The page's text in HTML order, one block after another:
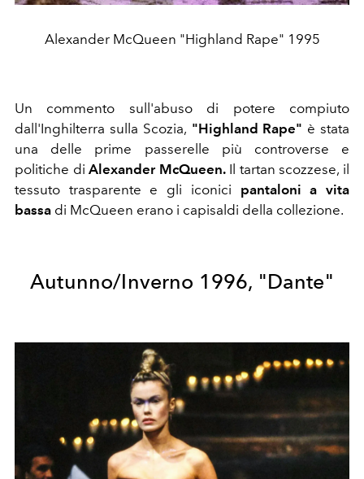
Alexander McQueen "Highland Rape" 1995
Un commento sull'abuso di potere compiuto
dall'Inghilterra sulla Scozia, "Highland Rape" è stata
una delle prime passerelle più controverse e
politiche diAlexander McQueen.Il tartan scozzese, il
tessuto trasparente e gli iconici pantaloni a vita
bassa di McQueen erano i capisaldi della collezione.
Autunno/Inverno 1996, "Dante"